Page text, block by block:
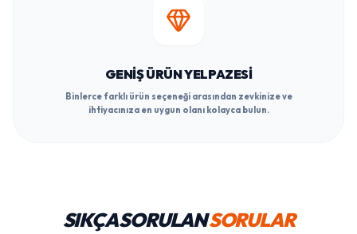
GENIŞ ÜRÜN YELPAZESI
Binlerce farklı ürün seçeneği arasından zevkinize ve
ihtiyacınıza en uygun olanı kolayca bulun.
SIKÇA SORULANSORULAR